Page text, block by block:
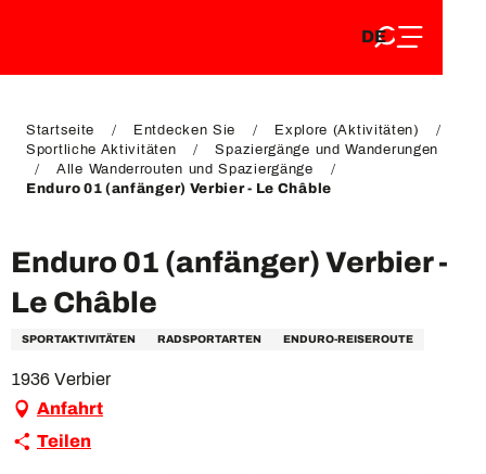
EN
DE
FR
Startseite Entdecken Sie
Explore (Aktivitäten)
Sportliche Aktivitäten
Spaziergänge und Wanderungen
Alle Wanderrouten und Spaziergänge
Enduro 01 (anfänger) Verbier - Le Châble
Enduro 01 (anfänger) Verbier -
Le Châble
SPORTAKTIVITÄTEN RADSPORTARTEN ENDURO-REISEROUTE
1936 Verbier
Anfahrt
Teilen